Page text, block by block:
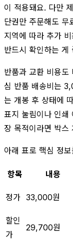
이 적용돼요. 다만
단권만 주문해도 무
지역에 따라 추가
반드시 확인하는 게
반품과 교환 비용도
심 반품 배송비는
는 개봉 후 상태에
표지 눌림이나 인쇄
장 목적이라면 박스
아래 표로 핵심 정
항목 내용
정가 33,000원
할인
가
29,700원